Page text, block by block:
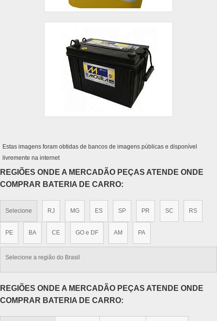
Estas imagens foram obtidas de bancos de imagens públicas e disponível
livremente na internet
REGIÕES ONDE A MERCADÃO PEÇAS ATENDE ONDE
COMPRAR BATERIA DE CARRO:
Selecione RJ MG ES SP PR SC RS
PE BA CE GO e DF AM PA
Selecione a região do Brasil
REGIÕES ONDE A MERCADÃO PEÇAS ATENDE ONDE
COMPRAR BATERIA DE CARRO: